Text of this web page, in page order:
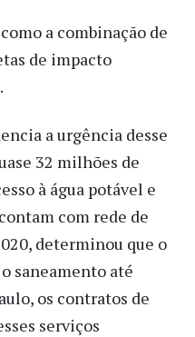
a combinação de
de impacto
a urgência desse
32 milhões de
à água potável e
com rede de
determinou que o
saneamento até
os contratos de
serviços